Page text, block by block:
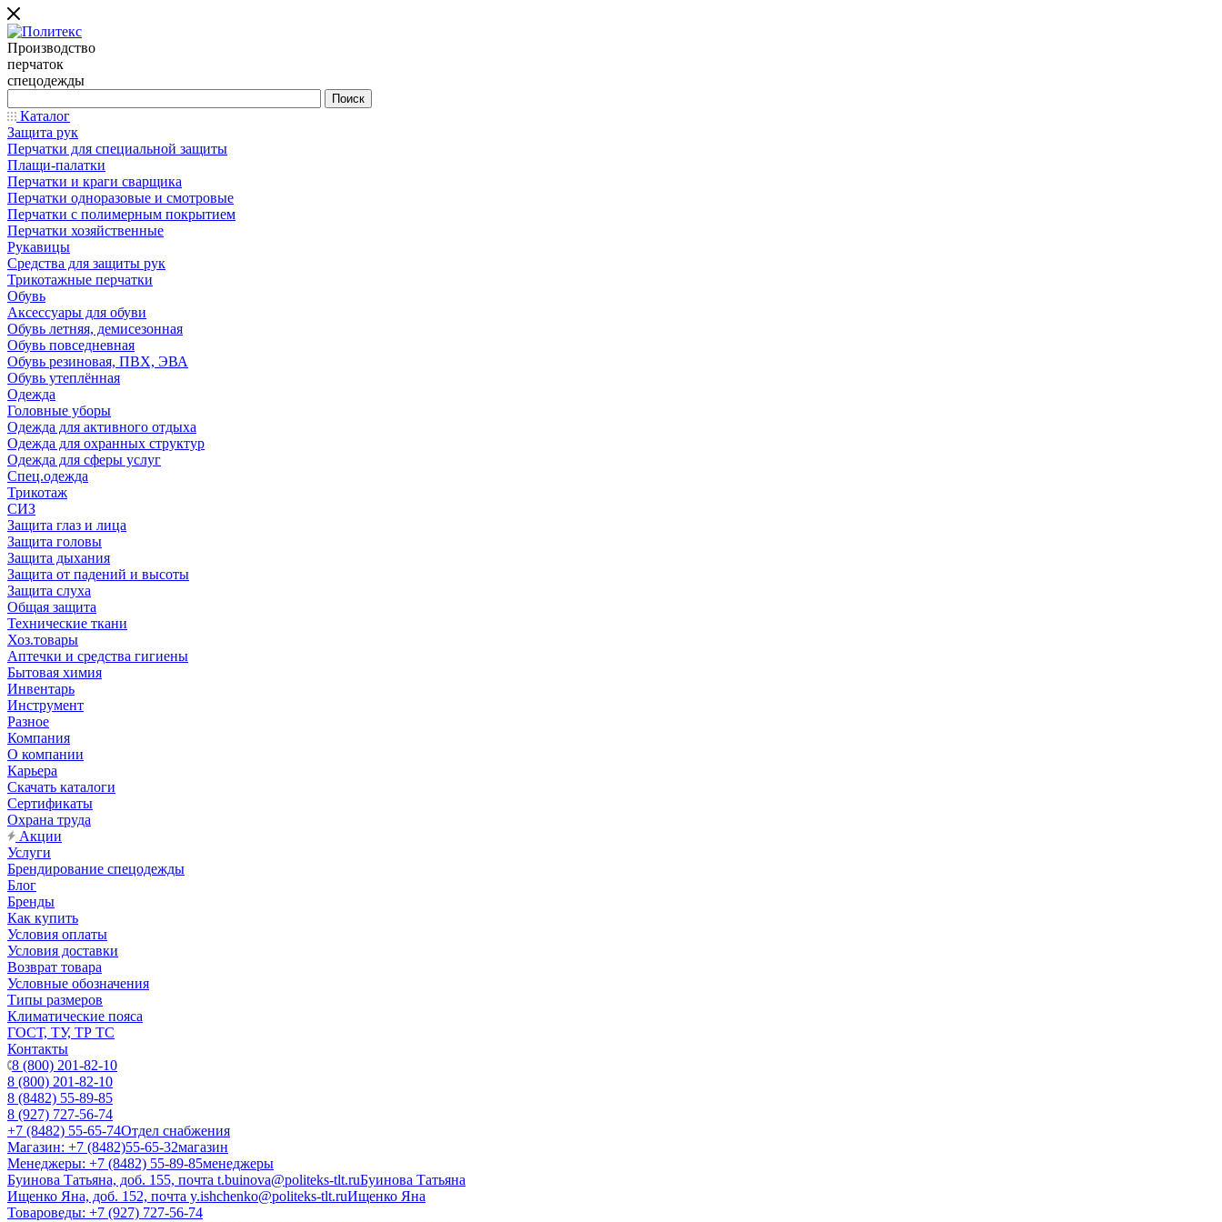
Производство
перчаток
спецодежды
Каталог
Защита рук
Перчатки для специальной защиты
Плащи-палатки
Перчатки и краги сварщика
Перчатки одноразовые и смотровые
Перчатки с полимерным покрытием
Перчатки хозяйственные
Рукавицы
Средства для защиты рук
Трикотажные перчатки
Обувь
Аксессуары для обуви
Обувь летняя, демисезонная
Обувь повседневная
Обувь резиновая, ПВХ, ЭВА
Обувь утеплённая
Одежда
Головные уборы
Одежда для активного отдыха
Одежда для охранных структур
Одежда для сферы услуг
Спец.одежда
Трикотаж
СИЗ
Защита глаз и лица
Защита головы
Защита дыхания
Защита от падений и высоты
Защита слуха
Общая защита
Технические ткани
Хоз.товары
Аптечки и средства гигиены
Бытовая химия
Инвентарь
Инструмент
Разное
Компания
О компании
Карьера
Cкачать каталоги
Сертификаты
Охрана труда
Акции
Услуги
Брендирование спецодежды
Блог
Бренды
Как купить
Условия оплаты
Условия доставки
Возврат товара
Условные обозначения
Типы размеров
Климатические пояса
ГОСТ, ТУ, ТР ТС
Контакты
8 (800) 201-82-10
8 (800) 201-82-10
8 (8482) 55-89-85
8 (927) 727-56-74
+7 (8482) 55-65-74Отдел снабжения
Магазин: +7 (8482)55-65-32магазин
Менеджеры: +7 (8482) 55-89-85менеджеры
Буинова Татьяна, доб. 155, почта t.buinova@politeks-tlt.ruБуинова Татьяна
Ищенко Яна, доб. 152, почта y.ishchenko@politeks-tlt.ruИщенко Яна
Товароведы: +7 (927) 727-56-74